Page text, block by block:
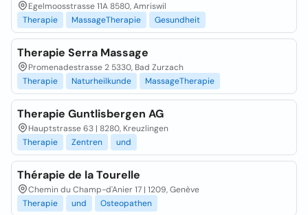
Egelmoosstrasse 11A 8580, Amriswil
Therapie
MassageTherapie Gesundheit
Therapie Serra Massage
Promenadestrasse 2 5330, Bad Zurzach
Therapie
Naturheilkunde MassageTherapie
Therapie Guntlisbergen AG
Hauptstrasse 63 | 8280, Kreuzlingen
Therapie
Zentren und
Thérapie de la Tourelle
Chemin du Champ-d'Anier 17 | 1209, Genève
Therapie
und Osteopathen